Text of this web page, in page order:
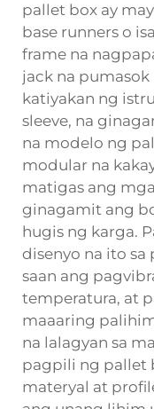
pallet box ay
base runners o
frame na
jack na
katiyakan ng
sleeve, na
na modelo ng
modular na
matigas ang
ginagamit ang
hugis ng karga.
disenyo na ito
saan ang
temperatura, at
maaaring
na lalagyan sa
pagpili ng pallet
materyal at